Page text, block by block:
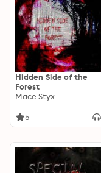
Hidden Side of the
Forest
Mace Styx
5